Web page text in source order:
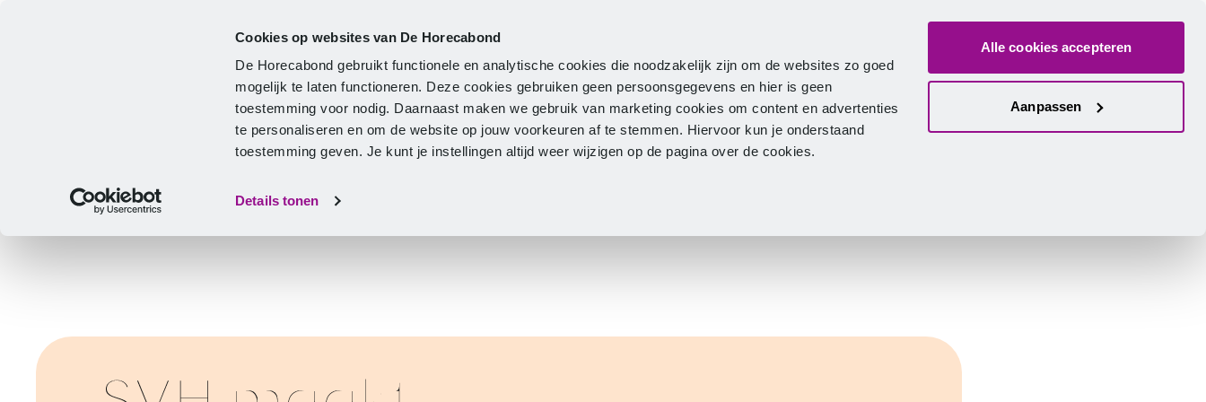
Cookies op websites van De Horecabond
De Horecabond gebruikt functionele en analytische cookies die noodzakelijk zijn om de websites zo goed
mogelijk te laten functioneren. Deze cookies gebruiken geen persoonsgegevens en hier is geen
toestemming voor nodig. Daarnaast maken we gebruik van marketing cookies om content en advertenties
te personaliseren en om de website op jouw voorkeuren af te stemmen. Hiervoor kun je onderstaand
toestemming geven. Je kunt je instellingen altijd weer wijzigen op de pagina over de cookies.
Details tonen
Alle cookies accepteren
Aanpassen
Zoeken